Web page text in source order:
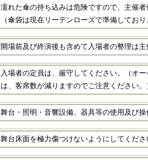
濡れた傘の持ち込みは危険ですので、主催
（傘袋は現在リーデンローズで準備しており
開場前及び終演後も含めて入場者の整理は主
入場者の定員は、厳守してください。（オ
は、客席数が減りますのでご注意ください。
舞台・照明・音響設備、器具等の使用及び
舞台床面を極力傷つけないようにしてくださ